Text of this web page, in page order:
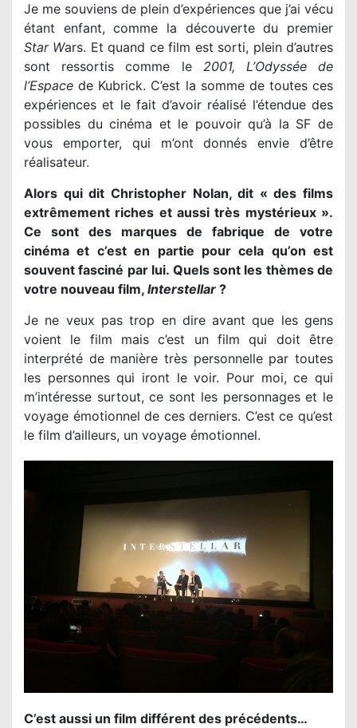
Je me souviens de plein d’expériences que j’ai vécu
étant enfant, comme la découverte du premier
Star Wars. Et quand ce film est sorti, plein d’autres
sont ressortis comme le 2001, L’Odyssée de
l’Espace de Kubrick. C’est la somme de toutes ces
expériences et le fait d’avoir réalisé l’étendue des
possibles du cinéma et le pouvoir qu’à la SF de
vous emporter, qui m’ont donnés envie d’être
réalisateur.
Alors qui dit Christopher Nolan, dit « des films
extrêmement riches et aussi très mystérieux ».
Ce sont des marques de fabrique de votre
cinéma et c’est en partie pour cela qu’on est
souvent fasciné par lui. Quels sont les thèmes de
votre nouveau film, Interstellar ?
Je ne veux pas trop en dire avant que les gens
voient le film mais c’est un film qui doit être
interprété de manière très personnelle par toutes
les personnes qui iront le voir. Pour moi, ce qui
m’intéresse surtout, ce sont les personnages et le
voyage émotionnel de ces derniers. C’est ce qu’est
le film d’ailleurs, un voyage émotionnel.
C’est aussi un film différent des précédents…